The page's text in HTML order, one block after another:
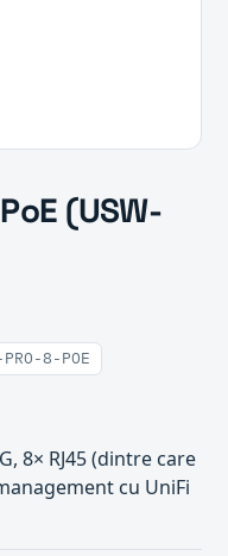
(USW-
8-POE
8× RJ45 (dintre care
cu UniFi